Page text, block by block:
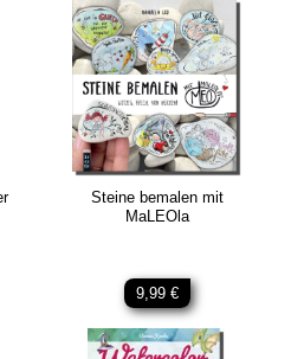
Steine bemalen mit
MaLEOla
9,99 €